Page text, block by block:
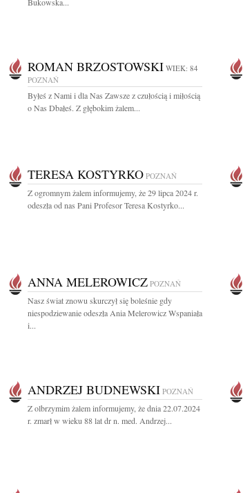
ROMAN BRZOSTOWSKI WIEK: 84
POZNAŃ
Byłeś z Nami i dla Nas Zawsze z czułością i miłością
o Nas Dbałeś. Z głębokim żalem...
TERESA KOSTYRKO POZNAŃ
Z ogromnym żalem informujemy, że 29 lipca 2024 r.
odeszła od nas Pani Profesor Teresa Kostyrko...
ANNA MELEROWICZ POZNAŃ
Nasz świat znowu skurczył się boleśnie gdy
niespodziewanie odeszła Ania Melerowicz Wspaniała
i...
ANDRZEJ BUDNEWSKI POZNAŃ
Z olbrzymim żalem informujemy, że dnia 22.07.2024
r. zmarł w wieku 88 lat dr n. med. Andrzej...